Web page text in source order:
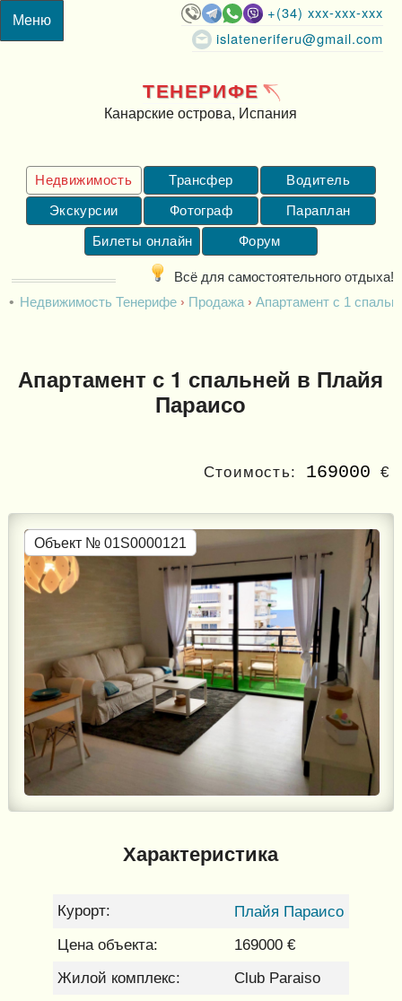
+(34) xxx-xxx-xxx
islateneriferu@gmail.com
ТЕНЕРИФЕ
Канарские острова, Испания
Недвижимость Трансфер Водитель
Экскурсии Фотограф Параплан
Билеты онлайн Форум
Всё для самостоятельного отдыха!
Недвижимость Тенерифе
Продажа Апартамент с 1
Апартамент с 1 спальней в Плайя
Параисо
Стоимость: 169000 €
Объект № 01S0000121
Характеристика
Курорт: Плайя Параисо
Цена объекта:
169000 €
Жилой комплекс:
Club Paraiso